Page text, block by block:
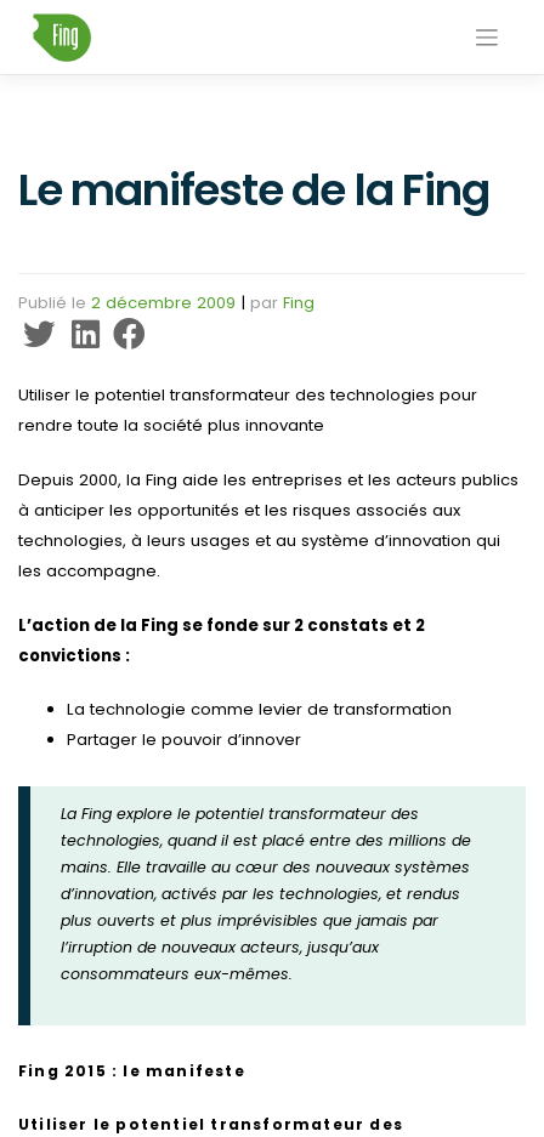
content
Le manifeste de la Fing
Publié le 2 décembre 2009 | par Fing
Utiliser le potentiel transformateur des technologies pour
rendre toute la société plus innovante
Depuis 2000, la Fing aide les entreprises et les acteurs publics
à anticiper les opportunités et les risques associés aux
technologies, à leurs usages et au système d’innovation qui
les accompagne.
L’action de la Fing se fonde sur 2 constats et 2
convictions :
La technologie comme levier de transformation
Partager le pouvoir d’innover
La Fing explore le potentiel transformateur des
technologies, quand il est placé entre des millions de
mains. Elle travaille au cœur des nouveaux systèmes
d’innovation, activés par les technologies, et rendus
plus ouverts et plus imprévisibles que jamais par
l’irruption de nouveaux acteurs, jusqu’aux
consommateurs eux-mêmes.
Fing 2015 : le manifeste
Utiliser le potentiel transformateur des